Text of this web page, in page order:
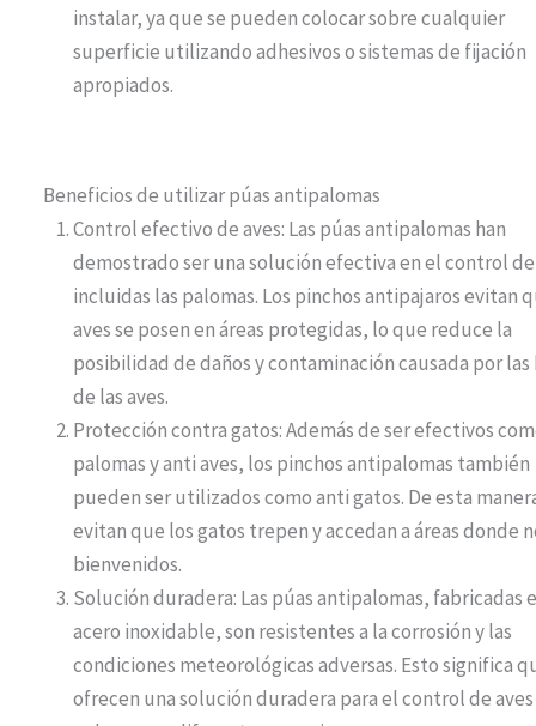
instalar, ya que se pueden colocar sobre cualquier
superficie utilizando adhesivos o sistemas de fijación
apropiados.
Beneficios de utilizar púas antipalomas
Control efectivo de aves: Las púas antipalomas han
demostrado ser una solución efectiva en el control
incluidas las palomas. Los pinchos antipajaros evitan
aves se posen en áreas protegidas, lo que reduce la
posibilidad de daños y contaminación causada por las
de las aves.
Protección contra gatos: Además de ser efectivos
palomas y anti aves, los pinchos antipalomas también
pueden ser utilizados como anti gatos. De esta
evitan que los gatos trepen y accedan a áreas donde
bienvenidos.
Solución duradera: Las púas antipalomas, fabricadas
acero inoxidable, son resistentes a la corrosión y las
condiciones meteorológicas adversas. Esto significa
ofrecen una solución duradera para el control de